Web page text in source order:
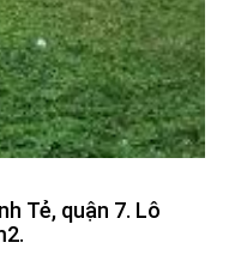
Tẻ, quận 7. Lô